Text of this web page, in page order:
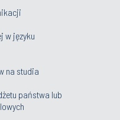
w języku
na studia
państwa lub